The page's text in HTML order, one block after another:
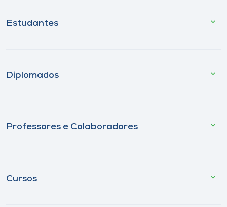
Estudantes
Diplomados
Professores e Colaboradores
Cursos